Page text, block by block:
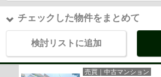
チェックした物件をまとめて
検討リストに追加
売買｜中古マンション